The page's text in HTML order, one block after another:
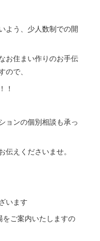
よう、少人数制での開
お住まい作りのお手伝
ので、
！
ョンの個別相談も承っ
伝えくださいませ。
います
ご案内いたしますの